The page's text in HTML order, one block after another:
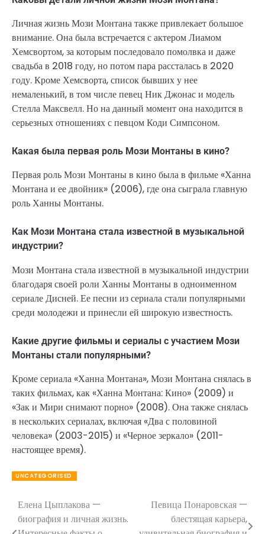
Личная жизнь Мози Монтана также привлекает большое
внимание. Она была встречается с актером Лиамом
Хемсвортом, за которым последовало помолвка и даже
свадьба в 2018 году, но потом пара рассталась в 2020
году. Кроме Хемсворта, список бывших у нее
немаленький, в том числе певец Ник Джонас и модель
Стелла Максвелл. Но на данный момент она находится в
серьезных отношениях с певцом Коди Симпсоном.
Какая была первая роль Мози Монтаны в кино?
Первая роль Мози Монтаны в кино была в фильме «Ханна
Монтана и ее двойник» (2006), где она сыграла главную
роль Ханны Монтаны.
Как Мози Монтана стала известной в музыкальной
индустрии?
Мози Монтана стала известной в музыкальной индустрии
благодаря своей роли Ханны Монтаны в одноименном
сериале Дисней. Ее песни из сериала стали популярными
среди молодежи и принесли ей широкую известность.
Какие другие фильмы и сериалы с участием Мози
Монтаны стали популярными?
Кроме сериала «Ханна Монтана», Мози Монтана снялась в
таких фильмах, как «Ханна Монтана: Кино» (2009) и
«Зак и Мири снимают порно» (2008). Она также снялась
в нескольких сериалах, включая «Два с половиной
человека» (2003-2015) и «Черное зеркало» (2011-
настоящее время).
UNCATEGORISED
Навигация
по
Елена Цыплакова —
биография и личная жизнь.
Певица Понаровская —
блестящая карьера,